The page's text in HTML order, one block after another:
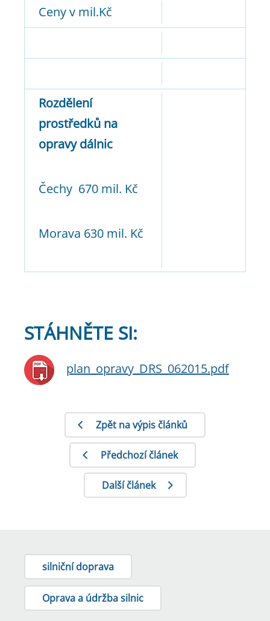
Ceny v mil.Kč
Rozdělení
prostředků na
opravy dálnic
Čechy 670 mil. Kč
Morava 630 mil. Kč
STÁHNĚTE SI:
plan_opravy_DRS_062015.pdf
Zpět na výpis článků
Předchozí článek
Další článek
silniční doprava
Oprava a údržba silnic